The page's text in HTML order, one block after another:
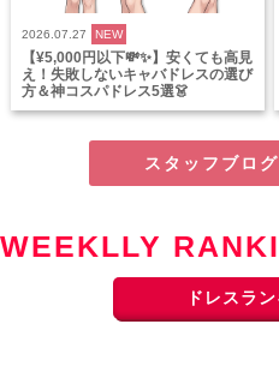
2026.07.27 NEW
【¥5,000円以下💸✨】安くても高見
え！失敗しないキャバドレスの選び
方＆神コスパドレス5選👗
スタッフブロ
WEEKLLY
ドレスラ